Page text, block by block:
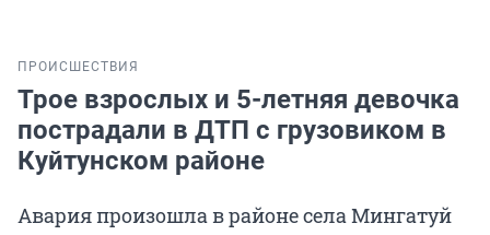
ПРОИСШЕСТВИЯ
Трое взрослых и 5-летняя девочка
пострадали в ДТП с грузовиком в
Куйтунском районе
Авария произошла в районе села Мингатуй